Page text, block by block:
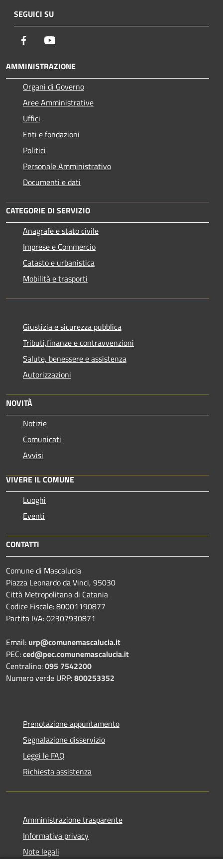
SEGUICI SU
Facebook
AMMINISTRAZIONE
Organi di Governo
Aree Amministrative
Uffici
Enti e fondazioni
Politici
Personale Amministrativo
Documenti e dati
CATEGORIE DI SERVIZIO
Anagrafe e stato civile
Imprese e Commercio
Catasto e urbanistica
Mobilità e trasporti
Giustizia e sicurezza pubblica
Tributi,finanze e contravvenzioni
Salute, benessere e assistenza
Autorizzazioni
NOVITÀ
Notizie
Comunicati
Avvisi
VIVERE IL COMUNE
Luoghi
Eventi
CONTATTI
Comune di Mascalucia
Piazza Leonardo da Vinci, 95030
Città Metropolitana di Catania
Codice Fiscale: 80001190877
Partita IVA: 02307930871
Email: urp@comunemascalucia.it
PEC:ced@pec.comunemascalucia.it
Centralino:095 7542200
Numero verde URP:800253352
Prenotazione appuntamento
Segnalazione disservizio
Leggi le FAQ
Richiesta assistenza
Amministrazione trasparente
Informativa privacy
Note legali